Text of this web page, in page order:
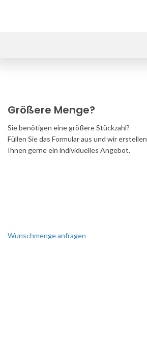
Größere Menge?
Sie benötigen eine größere Stückzahl?
Füllen Sie das Formular aus und wir erstellen
Ihnen gerne ein individuelles Angebot.
Wunschmenge anfragen